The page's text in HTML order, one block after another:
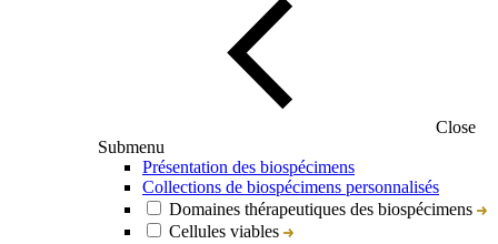
Close
Submenu
Présentation des biospécimens
Collections de biospécimens personnalisés
Domaines thérapeutiques des biospécimens
Cellules viables